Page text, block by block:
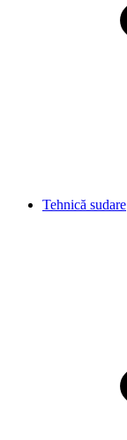
Tehnică sudare